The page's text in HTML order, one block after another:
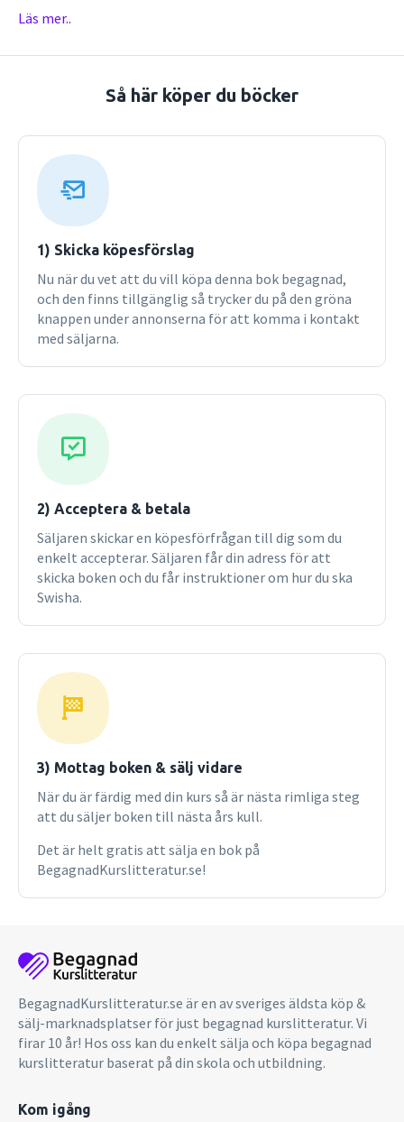
blocks of language: word classes, phrases and clause
meet: for instance, spoken conversation, newspapers,
academic texts, novels, Internet websites, song lyrics and
English as well as other aspects of English usage, and
extensive corpus-based information about language
variation is provided. A large number of activities of various
kinds, such as problem-solving questions, translation
sentences and spot-the-mistake exercises, contribute
accompany the book, there is an extensive website
including exercises and audio lectures on particular
grammatical issues. In this second edition of A University
Grammar of English the whole book has been digitalized,
with clickable cross-references between different sections,
each of the chapters.Second edition
Läs mer..
Så här köper du böcker
1) Skicka köpesförslag
Nu när du vet att du vill köpa denna bok begagnad,
och den finns tillgänglig så trycker du på den gröna
knappen under annonserna för att komma i kontakt
med säljarna.
2) Acceptera & betala
Säljaren skickar en köpesförfrågan till dig som du
enkelt accepterar. Säljaren får din adress för att
skicka boken och du får instruktioner om hur du ska
Swisha.
3) Mottag boken & sälj vidare
När du är färdig med din kurs så är nästa rimliga steg
att du säljer boken till nästa års kull.
Det är helt gratis att sälja en bok på
BegagnadKurslitteratur.se!
BegagnadKurslitteratur.se är en av sveriges äldsta köp &
sälj-marknadsplatser för just begagnad kurslitteratur. Vi
firar 10 år! Hos oss kan du enkelt sälja och köpa begagnad
kurslitteratur baserat på din skola och utbildning.
Kom igång